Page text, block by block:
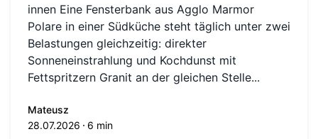
innen Eine Fensterbank aus Agglo Marmor
Polare in einer Südküche steht täglich unter zwei
Belastungen gleichzeitig: direkter
Sonneneinstrahlung und Kochdunst mit
Fettspritzern Granit an der gleichen Stelle...
Mateusz
28.07.2026
6 min